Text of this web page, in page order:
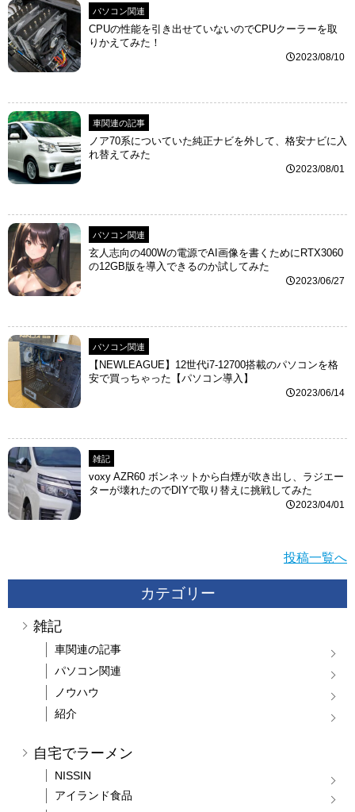
パソコン関連
CPUの性能を引き出せていないのでCPUクーラーを取
りかえてみた！
2023/08/10
車関連の記事
ノア70系についていた純正ナビを外して、格安ナビに入
れ替えてみた
2023/08/01
パソコン関連
玄人志向の400Wの電源でAI画像を書くためにRTX3060
の12GB版を導入できるのか試してみた
2023/06/27
パソコン関連
【NEWLEAGUE】12世代i7-12700搭載のパソコンを格
安で買っちゃった【パソコン導入】
2023/06/14
雑記
voxy AZR60 ボンネットから白煙が吹き出し、ラジエー
ターが壊れたのでDIYで取り替えに挑戦してみた
2023/04/01
投稿一覧へ
カテゴリー
雑記
車関連の記事
パソコン関連
ノウハウ
紹介
自宅でラーメン
NISSIN
アイランド食品